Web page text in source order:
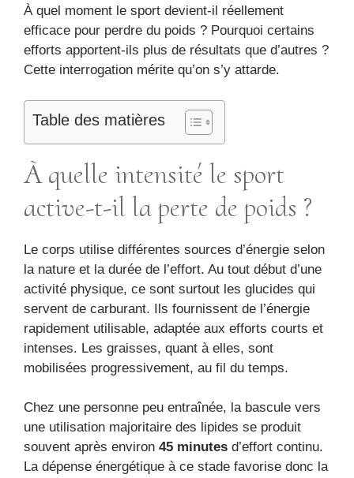
À quel moment le sport devient-il réellement
efficace pour perdre du poids ? Pourquoi certains
efforts apportent-ils plus de résultats que d’autres ?
Cette interrogation mérite qu’on s’y attarde.
Table des matières
À quelle intensité le sport
active-t-il la perte de poids ?
Le corps utilise différentes sources d’énergie selon
la nature et la durée de l’effort. Au tout début d’une
activité physique, ce sont surtout les glucides qui
servent de carburant. Ils fournissent de l’énergie
rapidement utilisable, adaptée aux efforts courts et
intenses. Les graisses, quant à elles, sont
mobilisées progressivement, au fil du temps.
Chez une personne peu entraînée, la bascule vers
une utilisation majoritaire des lipides se produit
souvent après environ 45 minutes d’effort continu.
La dépense énergétique à ce stade favorise donc la